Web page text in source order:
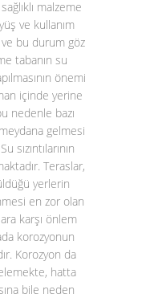
malzeme
ve kullanım
ve bu durum göz
tabanın su
önemi
içinde yerine
nedenle bazı
gelmesi
sızıntılarının
Teraslar,
yerlerin
en zor olan
karşı önlem
korozyonun
Korozyon da
hatta
bile neden